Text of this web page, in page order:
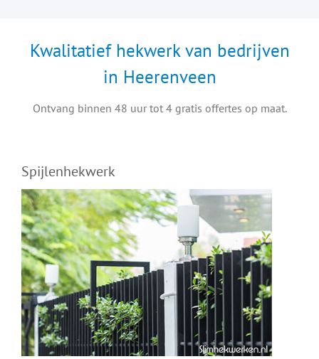
Kwalitatief hekwerk van bedrijven
in Heerenveen
Ontvang binnen 48 uur tot 4 gratis offertes op maat.
Spijlenhekwerk